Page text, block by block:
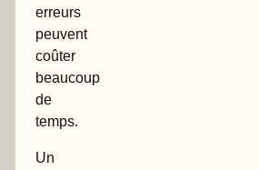
erreurs
peuvent
coûter
beaucoup
de
temps.
Un